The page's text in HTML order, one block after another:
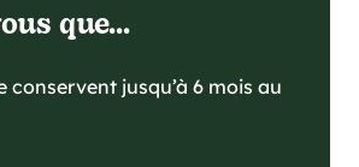
que...
conservent jusqu’à 6 mois au